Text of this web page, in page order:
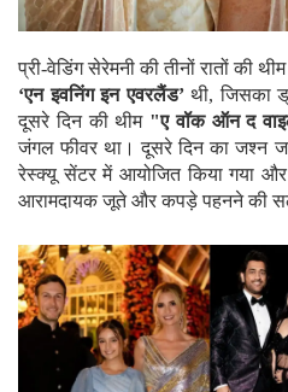
प्री-वेडिंग सेरेमनी की तीनों रातों की
‘एन इवनिंग इन एवरलैंड’थी, जिसका
दूसरे दिन की थीम "ए वॉक ऑन द
जंगल फीवर था। दूसरे दिन का जश्न
रेस्क्यू सेंटर में आयोजित किया गया
आरामदायक जूते और कपड़े पहनने की